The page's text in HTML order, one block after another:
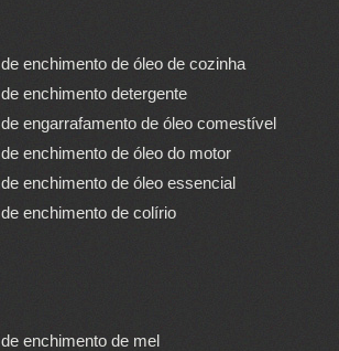
enchimento de óleo de cozinha
enchimento detergente
engarrafamento de óleo comestível
enchimento de óleo do motor
enchimento de óleo essencial
enchimento de colírio
enchimento de mel